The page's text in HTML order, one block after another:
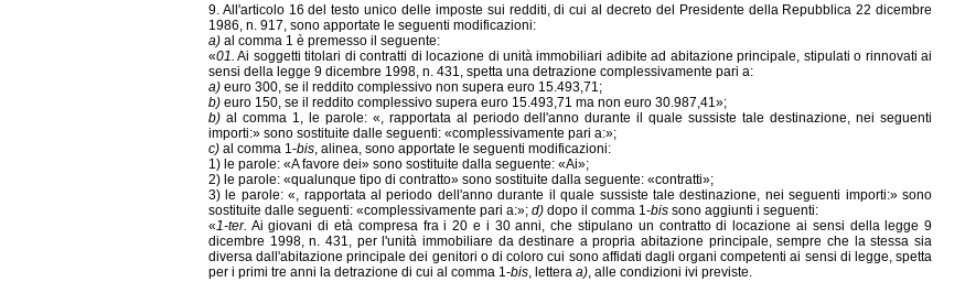
9. All'articolo 16 del testo unico delle imposte sui redditi, di cui al decreto del Presidente della Repubblica 22 dicembre
1986, n. 917, sono apportate le seguenti modificazioni:
a)al comma 1 è premesso il seguente:
«01. Ai soggetti titolari di contratti di locazione di unità immobiliari adibite ad abitazione principale, stipulati o rinnovati ai
sensi della legge 9 dicembre 1998, n. 431, spetta una detrazione complessivamente pari a:
a)euro 300, se il reddito complessivo non supera euro 15.493,71;
b)euro 150, se il reddito complessivo supera euro 15.493,71 ma non euro 30.987,41»;
b)al comma 1, le parole: «, rapportata al periodo dell'anno durante il quale sussiste tale destinazione, nei seguenti
importi:» sono sostituite dalle seguenti: «complessivamente pari a:»;
c)al comma 1-bis, alinea, sono apportate le seguenti modificazioni:
1) le parole: «A favore dei» sono sostituite dalla seguente: «Ai»;
2) le parole: «qualunque tipo di contratto» sono sostituite dalla seguente: «contratti»;
3) le parole: «, rapportata al periodo dell'anno durante il quale sussiste tale destinazione, nei seguenti importi:» sono
sostituite dalle seguenti: «complessivamente pari a:»; d)dopo il comma 1-bissono aggiunti i seguenti:
«1-ter. Ai giovani di età compresa fra i 20 e i 30 anni, che stipulano un contratto di locazione ai sensi della legge 9
dicembre 1998, n. 431, per l'unità immobiliare da destinare a propria abitazione principale, sempre che la stessa sia
diversa dall'abitazione principale dei genitori o di coloro cui sono affidati dagli organi competenti ai sensi di legge, spetta
per i primi tre anni la detrazione di cui al comma 1-bis, lettera a), alle condizioni ivi previste.